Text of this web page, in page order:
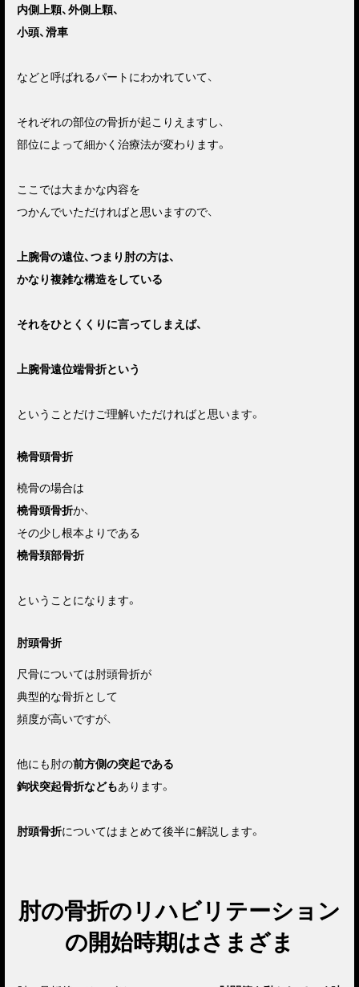
内側上顆、外側上顆、
小頭、滑車
などと呼ばれるパートにわかれていて、
それぞれの部位の骨折が起こりえますし、
部位によって細かく治療法が変わります。
ここでは大まかな内容を
つかんでいただければと思いますので、
上腕骨の遠位、つまり肘の方は、
かなり複雑な構造をしている
それをひとくくりに言ってしまえば、
上腕骨遠位端骨折という
ということだけご理解いただければと思います。
橈骨頭骨折
橈骨の場合は
橈骨頭骨折か、
その少し根本よりである
橈骨頚部骨折
ということになります。
肘頭骨折
尺骨については肘頭骨折が
典型的な骨折として
頻度が高いですが、
他にも肘の前方側の突起である
鉤状突起骨折などもあります。
肘頭骨折についてはまとめて後半に解説します。
肘の骨折のリハビリテーション
の開始時期はさまざま